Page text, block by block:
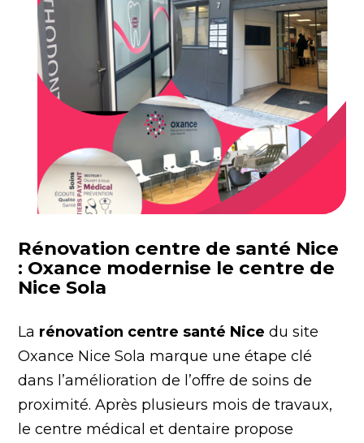
Rénovation centre de santé Nice
: Oxance modernise le centre de
Nice Sola
La rénovation centre santé Nice du site
Oxance Nice Sola marque une étape clé
dans l’amélioration de l’offre de soins de
proximité. Après plusieurs mois de travaux,
le centre médical et dentaire propose